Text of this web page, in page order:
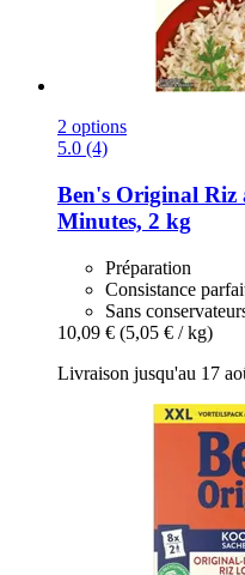
2 options
5.0 (4)
Ben's Original Riz
Minutes, 2 kg
Préparation
Consistance
Sans
10,09 € (5,05 € / kg)
Livraison jusqu'au 17